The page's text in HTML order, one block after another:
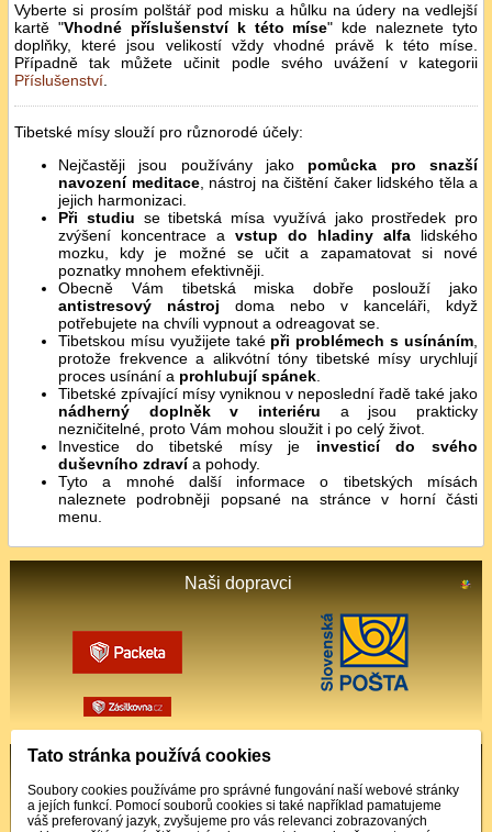
Naši dopravci
Podporované platby
Vyberte si prosím polštář pod misku a hůlku na údery na vedlejší
kartě "Vhodné příslušenství k této míse" kde naleznete tyto
doplňky, které jsou velikostí vždy vhodné právě k této míse.
Případně tak můžete učinit podle svého uvážení v kategorii
Příslušenství.
Tibetské mísy slouží pro různorodé účely:
Nejčastěji jsou používány jako pomůcka pro snazší
navození meditace, nástroj na čištění čaker lidského těla a
jejich harmonizaci.
Při studiu se tibetská mísa využívá jako prostředek pro
zvýšení koncentrace a vstup do hladiny alfa lidského
mozku, kdy je možné se učit a zapamatovat si nové
poznatky mnohem efektivněji.
Obecně Vám tibetská miska dobře poslouží jako
antistresový nástroj doma nebo v kanceláři, když
potřebujete na chvíli vypnout a odreagovat se.
Tibetskou mísu využijete také při problémech s usínáním,
protože frekvence a alikvótní tóny tibetské mísy urychlují
proces usínání a prohlubují spánek.
Tibetské zpívající mísy vyniknou v neposlední řadě také jako
nádherný doplněk v interiéru a jsou prakticky
nezničitelné, proto Vám mohou sloužit i po celý život.
Investice do tibetské mísy je investicí do svého
duševního zdravía pohody.
Tyto a mnohé další informace o tibetských mísách
naleznete podrobněji popsané na stránce v horní části
menu.
Tato stránka používá cookies
Soubory cookies používáme pro správné fungování naší webové stránky
a jejích funkcí. Pomocí souborů cookies si také například pamatujeme
váš preferovaný jazyk, zvyšujeme pro vás relevanci zobrazovaných